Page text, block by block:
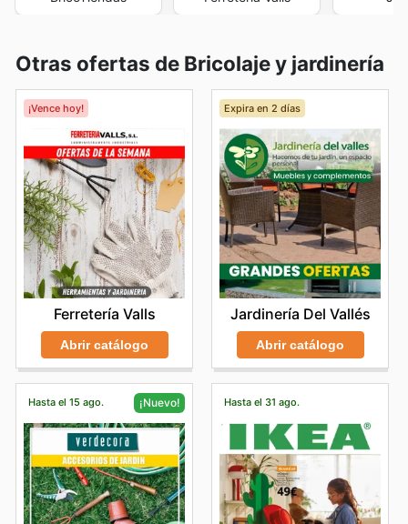
Otras ofertas de Bricolaje y jardinería
¡Vence hoy!
Ferretería Valls
Abrir catálogo
Expira en 2 días
Jardinería Del Vallés
Abrir catálogo
Hasta el 15 ago. ¡Nuevo! Hasta el 31 ago.